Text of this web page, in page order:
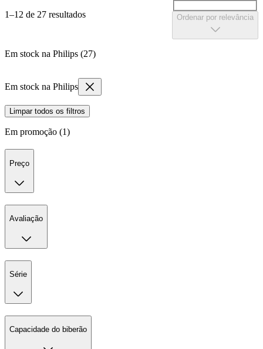
1–12 de 27 resultados Ordenar por relevância
Em stock na Philips (27)
Em stock na Philips
Limpar todos os filtros
Em promoção (1)
Preço
Avaliação
Série
Capacidade do biberão